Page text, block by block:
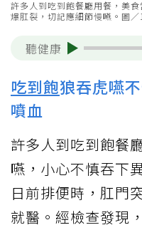
許多人到吃到飽餐廳用餐，美
爆肛裂，切記應細節慢嚥。圖／
聽健康
吃到飽狼吞虎嚥
噴血
許多人到吃到飽餐
嚥，小心不慎吞下
日前排便時，肛門
就醫。經檢查發現